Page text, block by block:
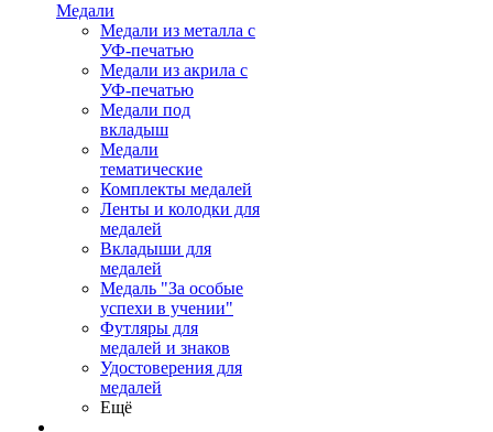
Медали
Медали из металла с
УФ-печатью
Медали из акрила с
УФ-печатью
Медали под
вкладыш
Медали
тематические
Комплекты медалей
Ленты и колодки для
медалей
Вкладыши для
медалей
Медаль "За особые
успехи в учении"
Футляры для
медалей и знаков
Удостоверения для
медалей
Ещё